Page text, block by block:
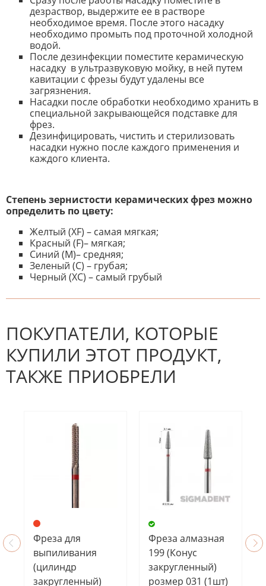
дезраствор, выдержите ее в растворе
необходимое время. После этого насадку
необходимо промыть под проточной холодной
водой.
После дезинфекции поместите керамическую
насадку в ультразвуковую мойку, в ней путем
кавитации с фрезы будут удалены все
загрязнения.
Насадки после обработки необходимо хранить в
специальной закрывающейся подставке для
фрез.
Дезинфицировать, чистить и стерилизовать
насадки нужно после каждого применения и
каждого клиента.
Степень зернистости керамических фрез можно
определить по цвету:
Желтый (XF) – самая мягкая;
Красный (F)– мягкая;
Синий (M)– средняя;
Зеленый (C) – грубая;
Черный (XC) – самый грубый
К настоящему времени нет
отзыв.
ПОКУПАТЕЛИ, КОТОРЫЕ
КУПИЛИ ЭТОТ ПРОДУКТ,
ТАКЖЕ ПРИОБРЕЛИ
Фреза для
выпиливания
(цилиндр
закругленный)
Фреза алмазная
199 (Конус
закругленный)
розмер 031 (1шт)